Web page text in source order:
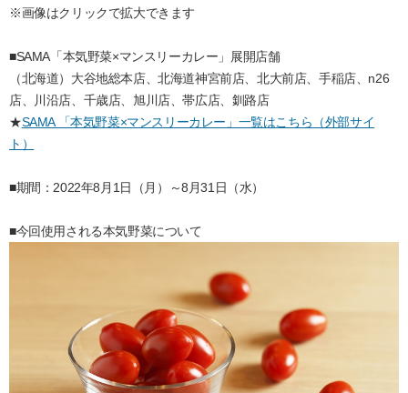
※画像はクリックで拡大できます
■SAMA「本気野菜×マンスリーカレー」展開店舗
（北海道）大谷地総本店、北海道神宮前店、北大前店、手稲店、n26
店、川沿店、千歳店、旭川店、帯広店、釧路店
★SAMA 「本気野菜×マンスリーカレー」一覧はこちら（外部サイ
ト）
■期間：2022年8月1日（月）～8月31日（水）
■今回使用される本気野菜について